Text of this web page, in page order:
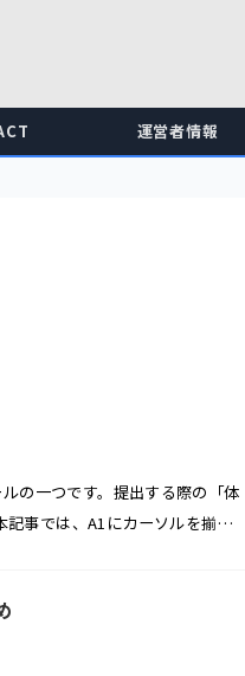
運営者情報
の一つです。提出する際の「体
事では、A1にカーソルを揃え